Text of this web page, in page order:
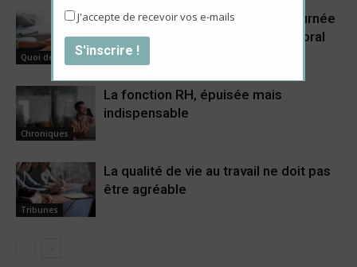
Quoi de neuf ?
Aidants familiaux : une double journée
qui pèse sur leur travail et leur moral
Chroniques
La fonction RH, épuisée mais
indispensable
Tribunes
La qualité de vie au travail ne doit pas
être agréable
J'accepte de recevoir vos e-mails